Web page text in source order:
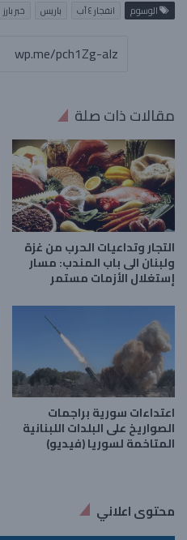
الوسوم انفجار ٤ آب باريس خبر بارز
مقالات ذات صلة
التجار وتداعيات الحرب من غزة
ولبنان الى باب المندب: مسار
إستغلال الأزمات مستمر
اعتداءات سورية براجمات
الصواريخ على البلدات اللبنانية
المتاخمة لسوريا (فيديو)
محتوى اعلاني